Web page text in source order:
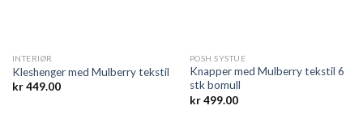
INTERIØR
Kleshenger med Mulberry tekstil
kr449.00
POSH SYSTUE
Knapper med Mulberry tekstil 6
stk bomull
kr499.00